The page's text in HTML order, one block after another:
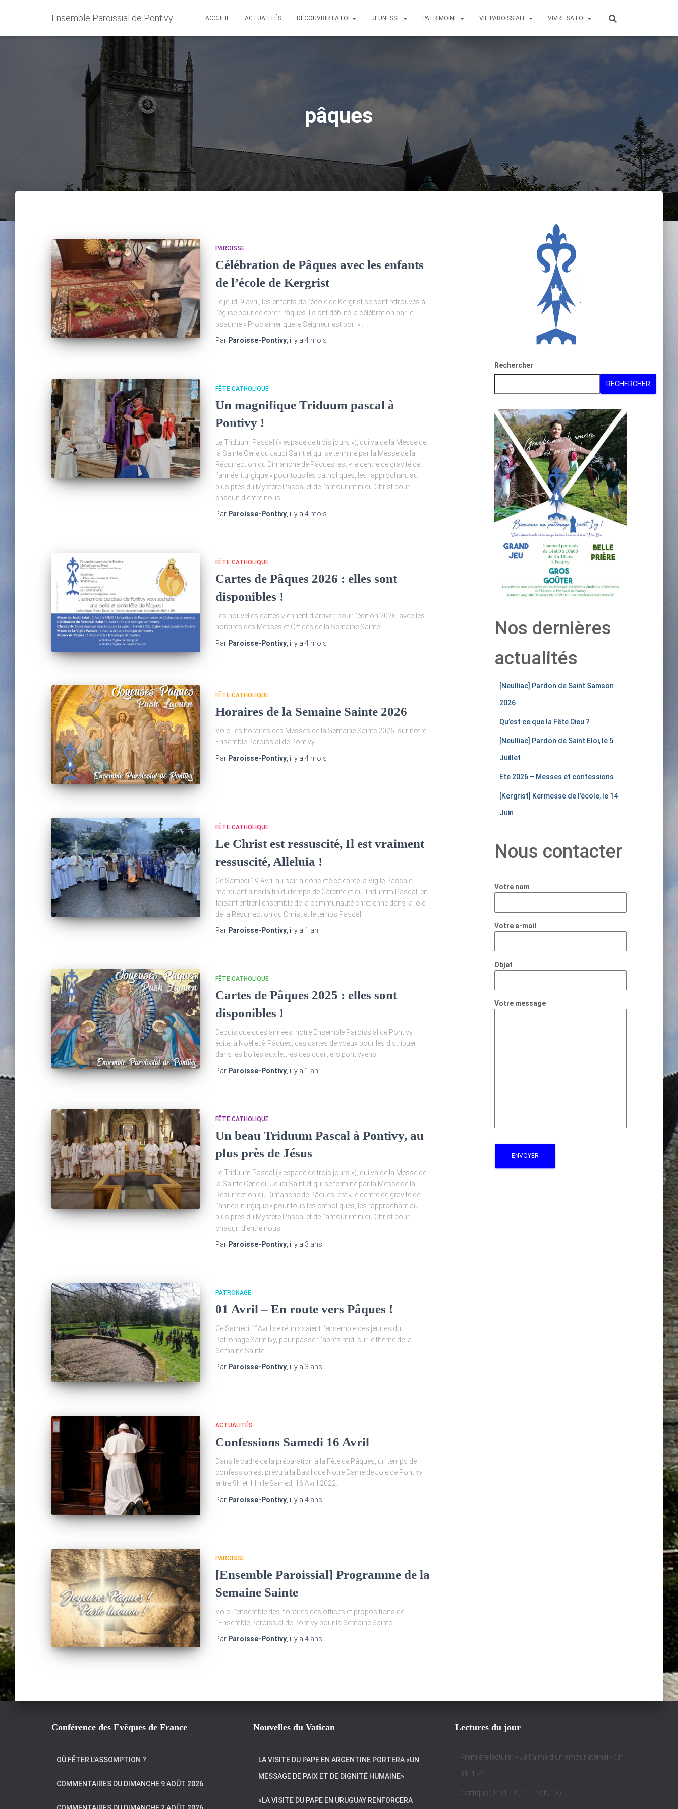
Ensemble Paroissial de Pontivy ACCUEIL ACTUALITÉS DÉCOUVRIR LA FOI JEUNESSE PATRIMOINE VIE PAROISSIALE VIVRE SA FOI
pâques
PAROISSE
Célébration de Pâques avec les enfants
de l’école de Kergrist
Le jeudi 9 avril, les enfants de l’école de Kergrist se sont retrouvés à
l’église pour célébrer Pâques. Ils ont débuté la célébration par le
psaume « Proclamer que le Seigneur est bon » .
Par Paroisse-Pontivy , il y a 4 mois
FÊTE CATHOLIQUE
Un magnifique Triduum pascal à
Pontivy !
Le Triduum Pascal (« espace de trois jours »), qui va de la Messe de
la Sainte Cène du Jeudi Saint et qui se termine par la Messe de la
Résurrection du Dimanche de Pâques, est « le centre de gravité de
l’année liturgique » pour tous les catholiques, les rapprochant au
plus près du Mystère Pascal et de l’amour infini du Christ pour
chacun d’entre nous.
Par Paroisse-Pontivy , il y a 4 mois
FÊTE CATHOLIQUE
Cartes de Pâques 2026 : elles sont
disponibles !
Les nouvelles cartes viennent d’arriver, pour l’édition 2026, avec les
horaires des Messes et Offices de la Semaine Sainte.
Par Paroisse-Pontivy , il y a 4 mois
FÊTE CATHOLIQUE
Horaires de la Semaine Sainte 2026
Voici les horaires des Messes de la Semaine Sainte 2026, sur notre
Ensemble Paroissial de Pontivy
Par Paroisse-Pontivy , il y a 4 mois
FÊTE CATHOLIQUE
Le Christ est ressuscité, Il est vraiment
ressuscité, Alleluia !
Ce Samedi 19 Avril au soir a donc été célébrée la Vigile Pascale,
marquant ainsi la fin du temps de Carême et du Tridumm Pascal, en
faisant entrer l’ensemble de la communauté chrétienne dans la joie
de la Résurrection du Christ et le temps Pascal.
Par Paroisse-Pontivy, il y a 1 an
FÊTE CATHOLIQUE
Cartes de Pâques 2025 : elles sont
disponibles !
Depuis quelques années, notre Ensemble Paroissial de Pontivy
édite, à Noël et à Pâques, des cartes de voeux pour les distribuer
dans les boîtes aux lettres des quartiers pontivyens
Par Paroisse-Pontivy, il y a 1 an
FÊTE CATHOLIQUE
Un beau Triduum Pascal à Pontivy, au
plus près de Jésus
Le Triduum Pascal (« espace de trois jours »), qui va de la Messe de
la Sainte Cène du Jeudi Saint et qui se termine par la Messe de la
Résurrection du Dimanche de Pâques, est « le centre de gravité de
l’année liturgique » pour tous les catholiques, les rapprochant au
plus près du Mystère Pascal et de l’amour infini du Christ pour
chacun d’entre nous.
Par Paroisse-Pontivy, il y a 3 ans
PATRONAGE
01 Avril – En route vers Pâques !
Ce Samedi 1°Avril se réunissaient l’ensemble des jeunes du
Patronage Saint Ivy, pour passer l’après midi sur le thème de la
Semaine Sainte.
Par Paroisse-Pontivy, il y a 3 ans
ACTUALITÉS
Confessions Samedi 16 Avril
Dans le cadre de la préparation à la Fête de Pâques, un temps de
confession est prévu à la Basilique Notre Dame de Joie de Pontivy
entre 9h et 11h le Samedi 16 Avril 2022.
Par Paroisse-Pontivy , il y a 4 ans
PAROISSE
[Ensemble Paroissial] Programme de la
Semaine Sainte
Voici l’ensemble des horaires des offices et propositions de
l’Ensemble Paroissial de Pontivy pour la Semaine Sainte
Par Paroisse-Pontivy , il y a 4 ans
Rechercher
RECHERCHER
Nos dernières
actualités
[Neulliac] Pardon de Saint Samson
2026
Qu’est ce que la Fête Dieu ?
[Neulliac] Pardon de Saint Eloi, le 5
Juillet
Ete 2026 – Messes et confessions
[Kergrist] Kermesse de l’école, le 14
Juin
Nous contacter
Votre nom
Votre e-mail
Objet
Votre message
Conférence des Evêques de France
OÙ FÊTER L’ASSOMPTION ?
COMMENTAIRES DU DIMANCHE 9 AOÛT 2026
Nouvelles du Vatican
LA VISITE DU PAPE EN ARGENTINE PORTERA «UN
MESSAGE DE PAIX ET DE DIGNITÉ HUMAINE»
«LA VISITE DU PAPE EN URUGUAY RENFORCERA
Lectures du jour
Première lecture : « Je t’aime d’un amour éternel » (Jr
31, 1-7)
Cantique (Jr 31, 10, 11-12ab, 13)